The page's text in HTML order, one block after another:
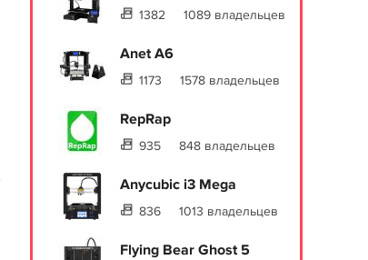
1382 1089 владельцев
Anet A6
1173 1578 владельцев
RepRap
935 848 владельцев
Anycubic i3 Mega
836 1013 владельцев
Flying Bear Ghost 5